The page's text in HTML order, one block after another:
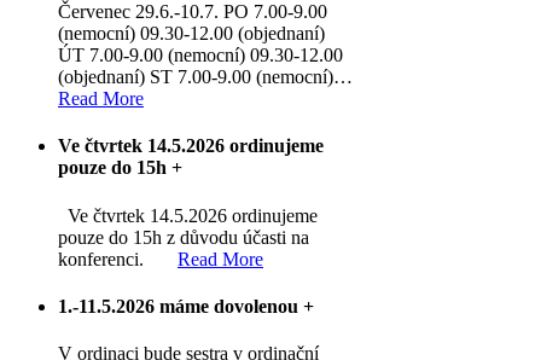
Červenec 29.6.-10.7. PO 7.00-9.00
(nemocní) 09.30-12.00 (objednaní)
ÚT 7.00-9.00 (nemocní) 09.30-12.00
(objednaní) ST 7.00-9.00 (nemocní)…
Read More
Ve čtvrtek 14.5.2026 ordinujeme
pouze do 15h +
Ve čtvrtek 14.5.2026 ordinujeme
pouze do 15h z důvodu účasti na
konferenci. Read More
1.-11.5.2026 máme dovolenou +
V ordinaci bude sestra v ordinační